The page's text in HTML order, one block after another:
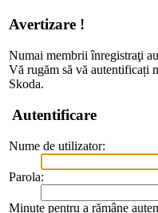
Avertizare !
Numai membrii înregistraţi
Vă rugăm să vă autentificați
Skoda.
Autentificare
Nume de utilizator:
Parola:
Minute pentru a rămâne